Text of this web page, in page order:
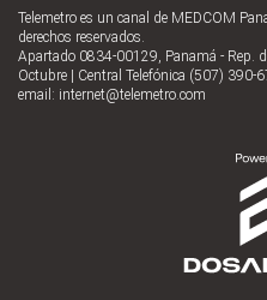
Telemetro es un canal de MEDCOM
derechos reservados.
Apartado 0834-00129, Panamá - Rep.
Octubre | Central Telefónica (507) 390-
email: internet@telemetro.com